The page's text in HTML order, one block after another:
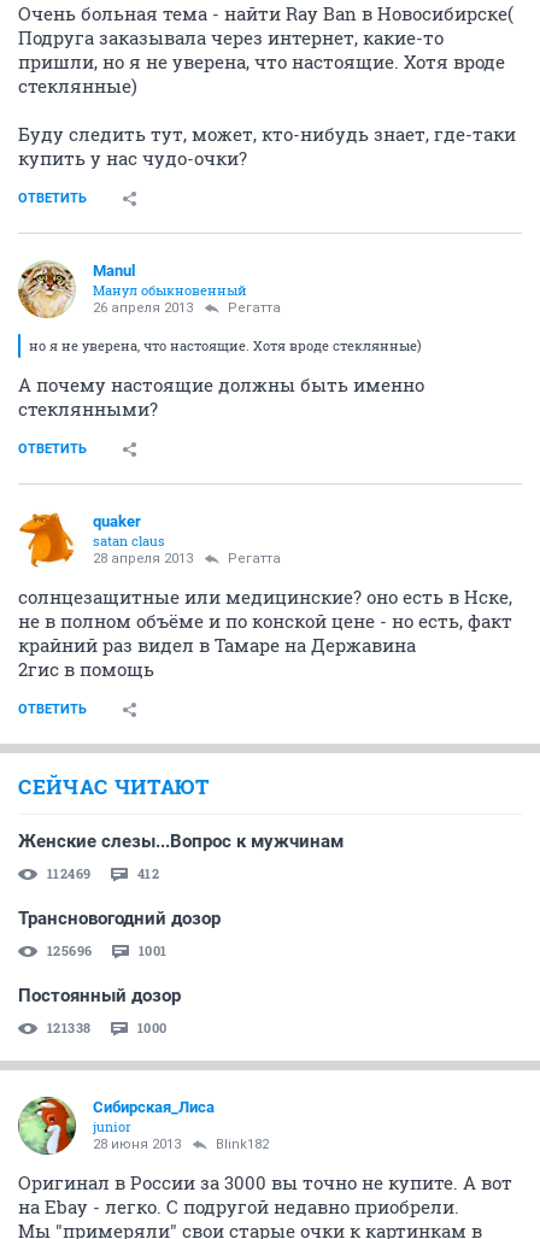
Очень больная тема - найти Ray Ban в Новосибирске(
Подруга заказывала через интернет, какие-то
пришли, но я не уверена, что настоящие. Хотя вроде
стеклянные)
Буду следить тут, может, кто-нибудь знает, где-таки
купить у нас чудо-очки?
ОТВЕТИТЬ
Manul
Манул обыкновенный
26 апреля 2013 Регатта
но я не уверена, что настоящие. Хотя вроде стеклянные)
А почему настоящие должны быть именно
стеклянными?
ОТВЕТИТЬ
quaker
satan claus
28 апреля 2013 Регатта
солнцезащитные или медицинские? оно есть в Нске,
не в полном объёме и по конской цене - но есть, факт
крайний раз видел в Тамаре на Державина
2гис в помощь
ОТВЕТИТЬ
СЕЙЧАС ЧИТАЮТ
Женские слезы...Вопрос к мужчинам
112469 412
Трансновогодний дозор
125696 1001
Постоянный дозор
121338 1000
Сибирская_Лиса
junior
28 июня 2013 Blink182
Оригинал в России за 3000 вы точно не купите. А вот
на Ebay - легко. С подругой недавно приобрели.
Мы "примеряли" свои старые очки к картинкам в